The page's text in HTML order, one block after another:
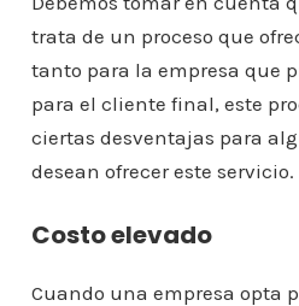
trata de un proceso que
tanto para la empresa que
para el cliente final, este
ciertas desventajas para
desean ofrecer este servicio.
Costo elevado
Cuando una empresa opta